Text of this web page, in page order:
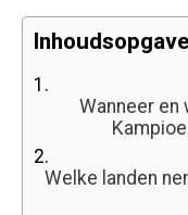
Inhoudsopgave
1.
Wanneer en
2.
Welke landen